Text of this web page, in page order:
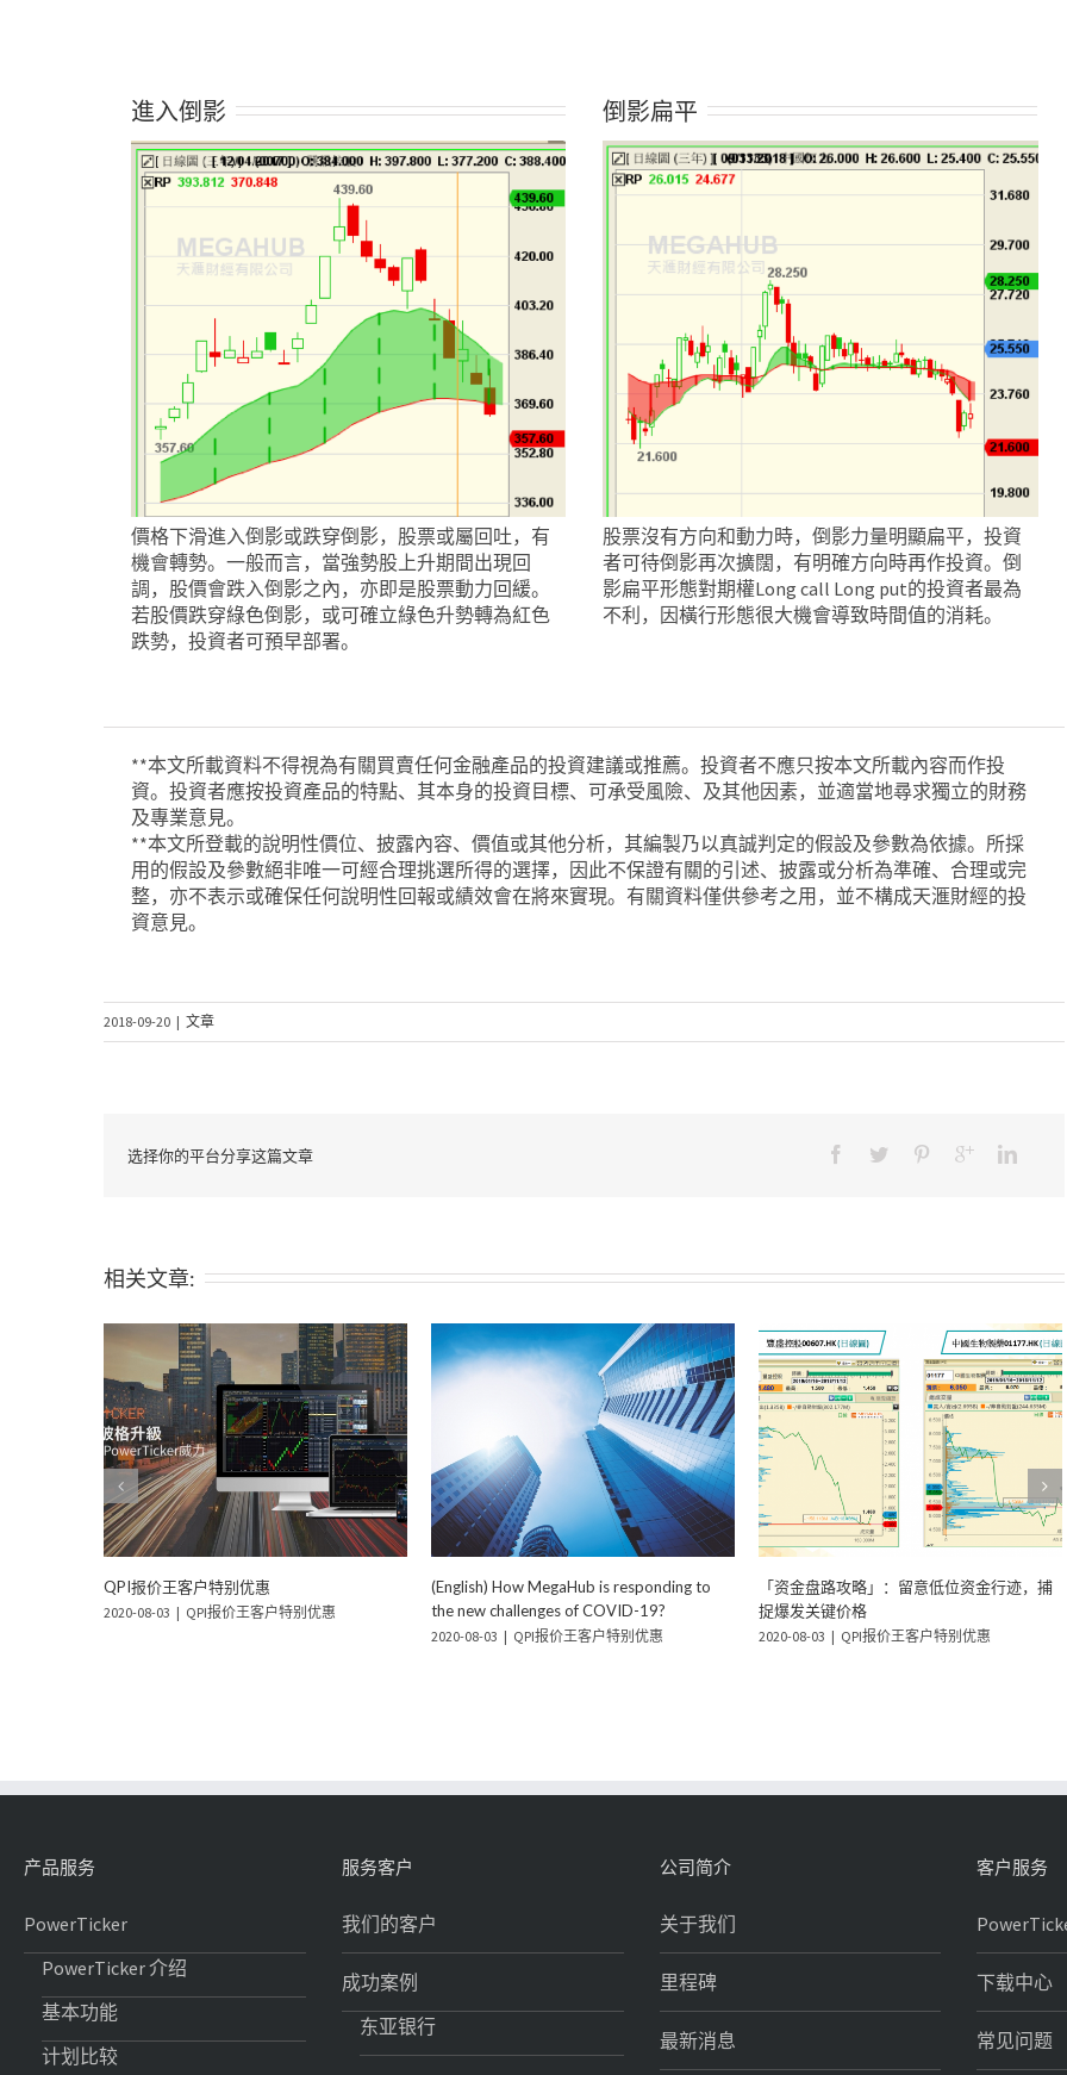
進入倒影
價格下滑進入倒影或跌穿倒影，股票或屬回吐，有
機會轉勢。一般而言，當強勢股上升期間出現回
調，股價會跌入倒影之內，亦即是股票動力回緩。
若股價跌穿綠色倒影，或可確立綠色升勢轉為紅色
跌勢，投資者可預早部署。
倒影扁平
股票沒有方向和動力時，倒影力量明顯扁平，投資
者可待倒影再次擴闊，有明確方向時再作投資。倒
影扁平形態對期權Long call Long put的投資者最為
不利，因橫行形態很大機會導致時間值的消耗。
**本文所載資料不得視為有關買賣任何金融產品的投資建議或推薦。投資者不應只按本文所載內容而作投
資。投資者應按投資產品的特點、其本身的投資目標、可承受風險、及其他因素，並適當地尋求獨立的財務
及專業意見。
**本文所登載的說明性價位、披露內容、價值或其他分析，其編製乃以真誠判定的假設及參數為依據。所採
用的假設及參數絕非唯一可經合理挑選所得的選擇，因此不保證有關的引述、披露或分析為準確、合理或完
整，亦不表示或確保任何說明性回報或績效會在將來實現。有關資料僅供參考之用，並不構成天滙財經的投
資意見。
2018-09-20 | 文章
选择你的平台分享这篇文章
相关文章:
「资金盘路攻略」：留意低位资金行迹，捕
捉爆发关键价格
「程式选股攻略」：炒股唔炒市，跌市中寻
宝
2020-08-03 QPI报价王客户特别优惠
「PowerTicker分享廊」：牛皮市消耗股价
机会成本增坐到燥
2020-08-03 QPI报价王客户特别优惠
产品服务
PowerTicker
PowerTicker 介绍
基本功能
计划比较
服务客户
我们的客户
成功案例
东亚银行
公司简介
关于我们
里程碑
最新消息
客户服务
下载中心
常见问题